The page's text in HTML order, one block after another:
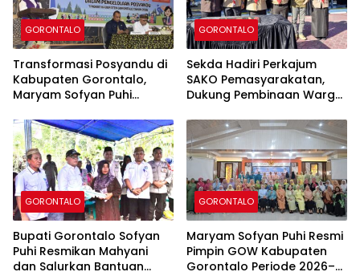
GORONTALO
Transformasi Posyandu di
Kabupaten Gorontalo,
Maryam Sofyan Puhi
Bidang Standar Pelayanan
Minimal
GORONTALO
Sekda Hadiri Perkajum
SAKO Pemasyarakatan,
Dukung Pembinaan Warga
Perempuan Gorontalo
GORONTALO
Bupati Gorontalo Sofyan
Puhi Resmikan Mahyani
dan Salurkan Bantuan
GORONTALO
Maryam Sofyan Puhi Resmi
Pimpin GOW Kabupaten
Gorontalo Periode 2026–